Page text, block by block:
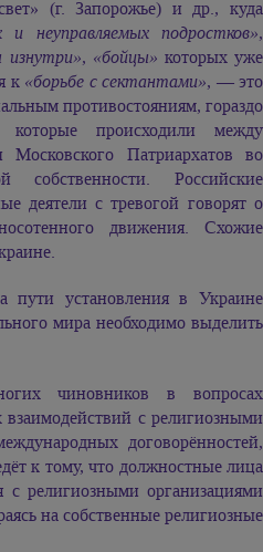
(г. Запорожье) и др., куда
неуправляемых подростков»,
изнутри», «бойцы» которых уже
к «борьбе с сектантами», — это
противостояниям, гораздо
происходили между
Патриархатов во
собственности. Российские
деятели с тревогой говорят о
движения. Схожие
пути установления в Украине
мира необходимо выделить
чиновников в вопросах
с религиозными
договорённостей,
к тому, что должностные лица
религиозными организациями
на собственные религиозные